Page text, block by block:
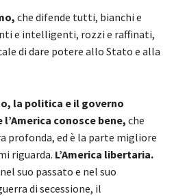
che difende tutti, bianchi e
e intelligenti, rozzi e raffinati,
di dare potere allo Stato e alla
la politica e il governo
conosce bene, che
profonda, ed è la parte migliore
riguarda. L’America libertaria.
suo passato e nel suo
di secessione, il